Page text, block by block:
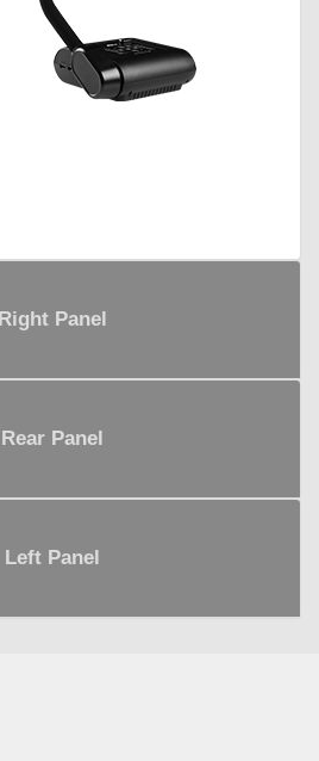
Right Panel
Rear Panel
Left Panel